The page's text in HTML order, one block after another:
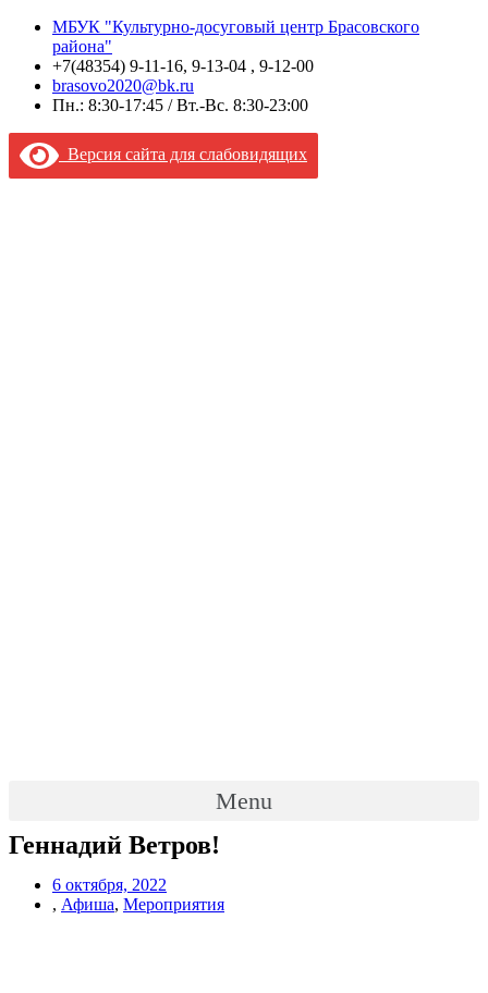
МБУК "Культурно-досуговый центр Брасовского
района"
+7(48354) 9-11-16, 9-13-04 , 9-12-00
brasovo2020@bk.ru
Пн.: 8:30-17:45 / Вт.-Вс. 8:30-23:00
Версия сайта для слабовидящих
Menu
Геннадий Ветров!
6 октября, 2022
, Афиша, Мероприятия